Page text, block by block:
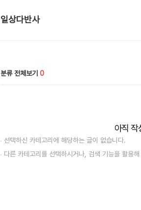
일상다반사
분류 전체보기 0
아직 작
선택하신 카테고리에 해당하는 글이 없습니다.
다른 카테고리를 선택하시거나, 검색 기능을 활용